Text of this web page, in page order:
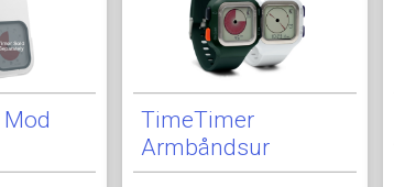
Mod
TimeTimer
Armbåndsur